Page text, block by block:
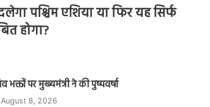
पश्चिम एशिया या फिर यह सिर्फ
होगा?
भक्तों पर मुख्यमंत्री ने की पुष्पवर्षा
August 8, 2026